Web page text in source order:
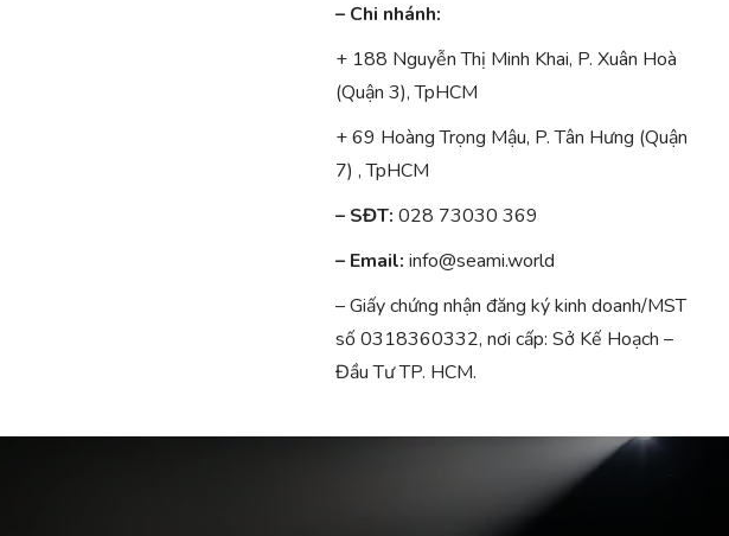
– Chi nhánh:
+ 188 Nguyễn Thị Minh Khai, P. Xuân Hoà
(Quận 3), TpHCM
+ 69 Hoàng Trọng Mậu, P. Tân Hưng (Quận
7) , TpHCM
– SĐT: 028 73030 369
– Email: info@seami.world
– Giấy chứng nhận đăng ký kinh doanh/MST
số 0318360332, nơi cấp: Sở Kế Hoạch –
Đầu Tư TP. HCM.